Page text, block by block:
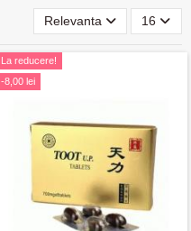
Relevanta 16
La reducere!
-8,00 lei